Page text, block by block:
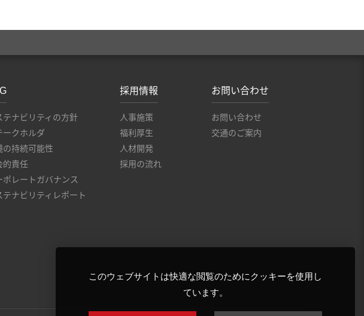
このウェブサイトは快適な閲覧のためにクッキーを使用し
ています。
テナビリティの方針
ークホルダ
の持続可能性
的責任
ポレートガバナンス
テナビリティレポート
採用情報
人事施策
福利厚生
人材開発
採用の流れ
お問い合わせ
お問い合わせ
交通のご案内